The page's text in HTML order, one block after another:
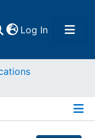
Log In(current)